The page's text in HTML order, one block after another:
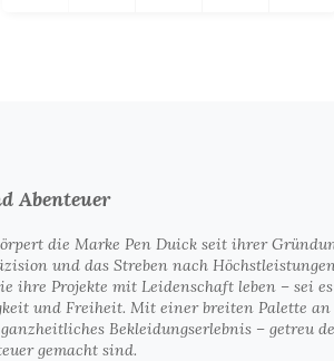
Abenteuer
die Marke Pen Duick seit ihrer
und das Streben nach
Projekte mit Leidenschaft leben – sei
und Freiheit. Mit einer breiten Palette an
Bekleidungserlebnis – getreu
gemacht sind.